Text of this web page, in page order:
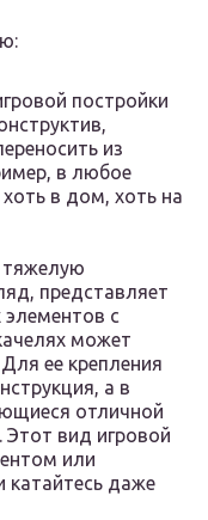
постройки
из
в любое
в дом, хоть на
представляет
элементов с
может
ее крепления
а в
отличной
вид игровой
или
катайтесь даже